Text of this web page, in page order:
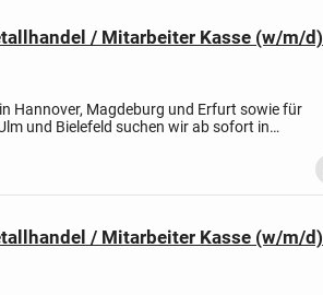
/ Mitarbeiter Kasse (w/m/d)
Hannover, Magdeburg und Erfurt sowie für
und Bielefeld suchen wir ab sofort in
/ Mitarbeiter Kasse (w/m/d)